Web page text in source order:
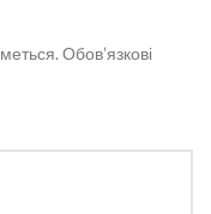
Обов’язкові